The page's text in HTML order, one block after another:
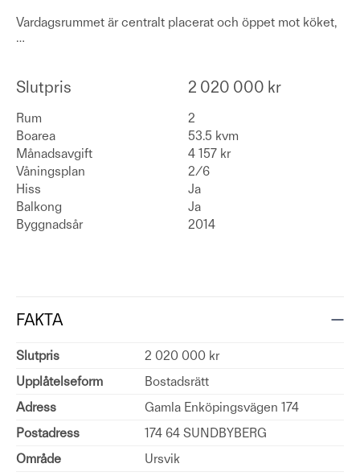
Vardagsrummet är centralt placerat och öppet mot köket,
…
Slutpris 2 020 000 kr
Rum
2
Boarea
53.5 kvm
Månadsavgift
4 157 kr
Våningsplan
2/6
Hiss
Ja
Balkong
Ja
Byggnadsår
2014
FAKTA
Slutpris
2 020 000 kr
Upplåtelseform
Bostadsrätt
Adress
Gamla Enköpingsvägen 174
Postadress
174 64 SUNDBYBERG
Område
Ursvik